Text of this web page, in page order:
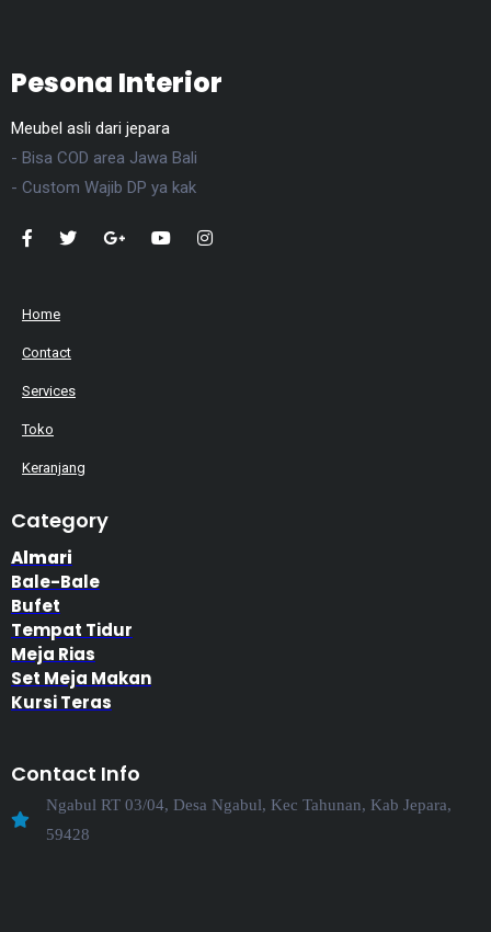
Pesona Interior
Meubel asli dari jepara
- Bisa COD area Jawa Bali
- Custom Wajib DP ya kak
Home
Contact
Services
Toko
Keranjang
Category
Almari
Bale-Bale
Bufet
Tempat Tidur
Meja Rias
Set Meja Makan
Kursi Teras
Contact Info
Ngabul RT 03/04, Desa Ngabul, Kec Tahunan, Kab Jepara,
59428